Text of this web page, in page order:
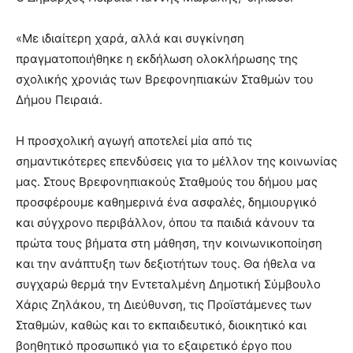
«Με ιδιαίτερη χαρά, αλλά και συγκίνηση
πραγματοποιήθηκε η εκδήλωση ολοκλήρωσης της
σχολικής χρονιάς των Βρεφονηπιακών Σταθμών του
Δήμου Πειραιά.
Η προσχολική αγωγή αποτελεί μία από τις
σημαντικότερες επενδύσεις για το μέλλον της κοινωνίας
μας. Στους Βρεφονηπιακούς Σταθμούς του δήμου μας
προσφέρουμε καθημερινά ένα ασφαλές, δημιουργικό
και σύγχρονο περιβάλλον, όπου τα παιδιά κάνουν τα
πρώτα τους βήματα στη μάθηση, την κοινωνικοποίηση
και την ανάπτυξη των δεξιοτήτων τους. Θα ήθελα να
συγχαρώ θερμά την Εντεταλμένη Δημοτική Σύμβουλο
Χάρις Ζηλάκου, τη Διεύθυνση, τις Προϊστάμενες των
Σταθμών, καθώς και το εκπαιδευτικό, διοικητικό και
βοηθητικό προσωπικό για το εξαιρετικό έργο που